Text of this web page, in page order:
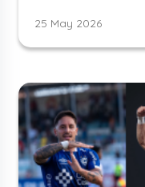
25 May 2026